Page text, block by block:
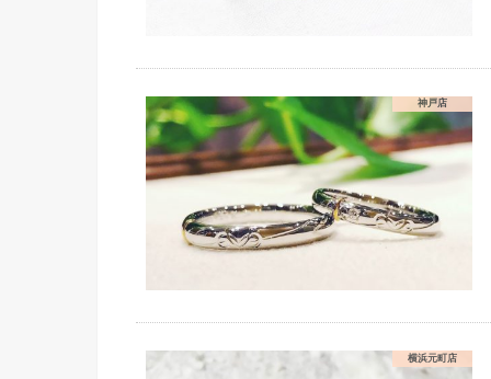
神戸店
横浜元町店